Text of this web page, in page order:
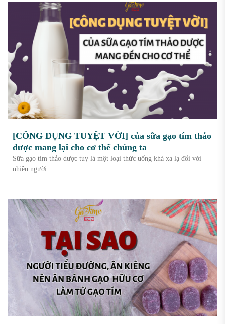
[CÔNG DỤNG TUYỆT VỜI] của sữa gạo tím thảo
dược mang lại cho cơ thể chúng ta
Sữa gạo tím thảo dược tuy là một loại thức uống khá xa lạ đối với
nhiều người...